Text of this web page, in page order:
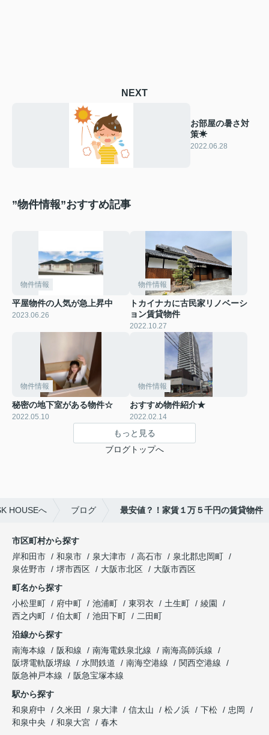
NEXT
お部屋の暑さ対
策☀
2022.06.28
”物件情報”おすすめ記事
物件情報
平屋物件の人気が急上昇中
2023.06.26
物件情報
トカイナカに古民家リノベーシ
ョン賃貸物件
2022.10.27
物件情報
秘密の地下室がある物件☆
2022.05.10
物件情報
おすすめ物件紹介★
2022.02.14
もっと見る
ブログトップへ
HOUSEへ ブログ 最安値？！家賃１万５千円の賃貸物件
市区町村から探す
岸和田市
和泉市 泉大津市 高石市
泉北郡忠岡町
泉佐野市
堺市西区 大阪市北区
大阪市西区
町名から探す
小松里町
府中町 池浦町 東羽衣 土生町
綾園
西之内町
伯太町 池田下町
二田町
沿線から探す
南海本線
阪和線 南海電鉄泉北線
南海高師浜線
阪堺電軌阪堺線
水間鉄道 南海空港線
関西空港線
阪急神戸本線
阪急宝塚本線
駅から探す
和泉府中
久米田 泉大津 信太山 松ノ浜 下松
忠岡
和泉中央
和泉大宮 春木